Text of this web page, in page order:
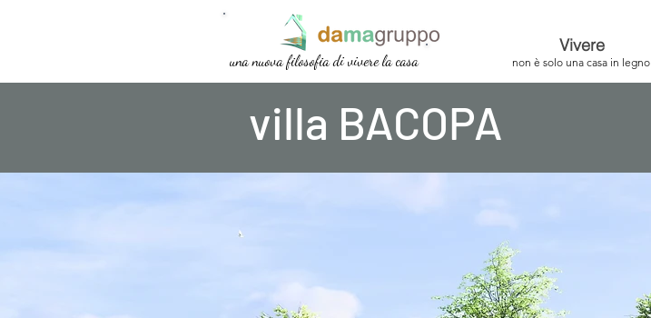
una nuova filosofia di vivere la casa
Vivere
non è solo una casa in legno
villa BACOPA